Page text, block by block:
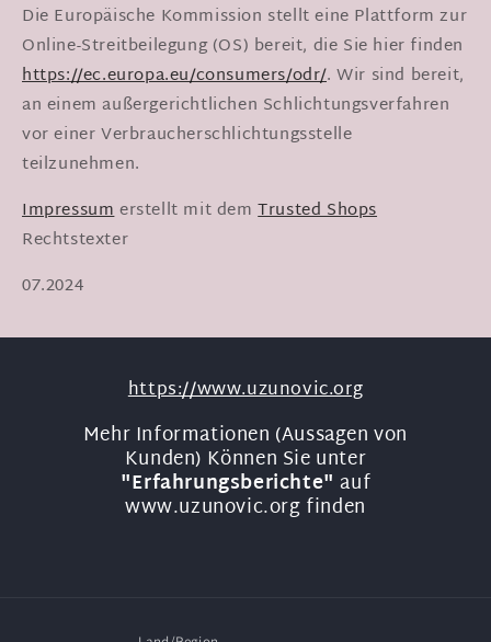
Die Europäische Kommission stellt eine Plattform zur
Online-Streitbeilegung (OS) bereit, die Sie hier finden
https://ec.europa.eu/consumers/odr/. Wir sind bereit,
an einem außergerichtlichen Schlichtungsverfahren
vor einer Verbraucherschlichtungsstelle
teilzunehmen.
Impressumerstellt mit demTrusted Shops
Rechtstexter
07.2024
https://www.uzunovic.org
Mehr Informationen (Aussagen von
Kunden) Können Sie unter
"Erfahrungsberichte" auf
www.uzunovic.org finden